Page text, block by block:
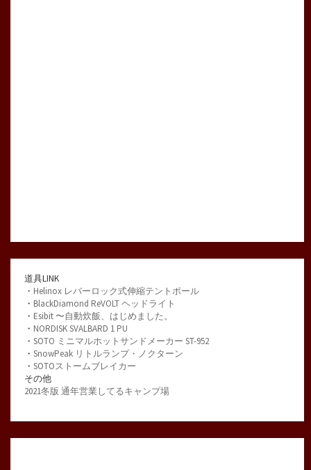
道具LINK
・ Helinox レバーロック式伸縮テントポール
・ BlackDiamond ReVOLT ヘッドライト
・ Esibit 〜自動炊飯、はじめました。
・ NORDISK SVALBARD 1 PU
・ SOTO ミニマルホットサンドメーカー ST-952
・ SnowPeak リトルランプ・ノクターン
・ SOTOストームブレイカー
その他
2021冬版 通年営業してるキャンプ場